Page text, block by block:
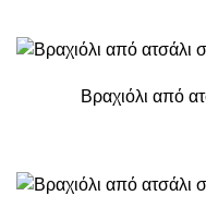
Βραχιόλι από